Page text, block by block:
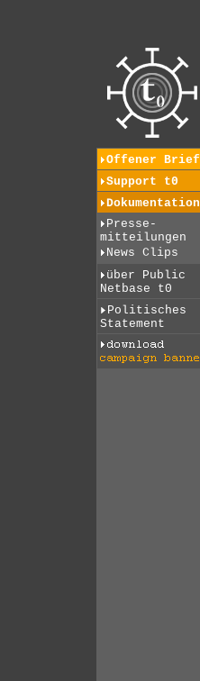
Offener Brief
Support t0
Dokumentation
Presse-
mitteilungen
News Clips
über Public
Netbase t0
Politisches
Statement